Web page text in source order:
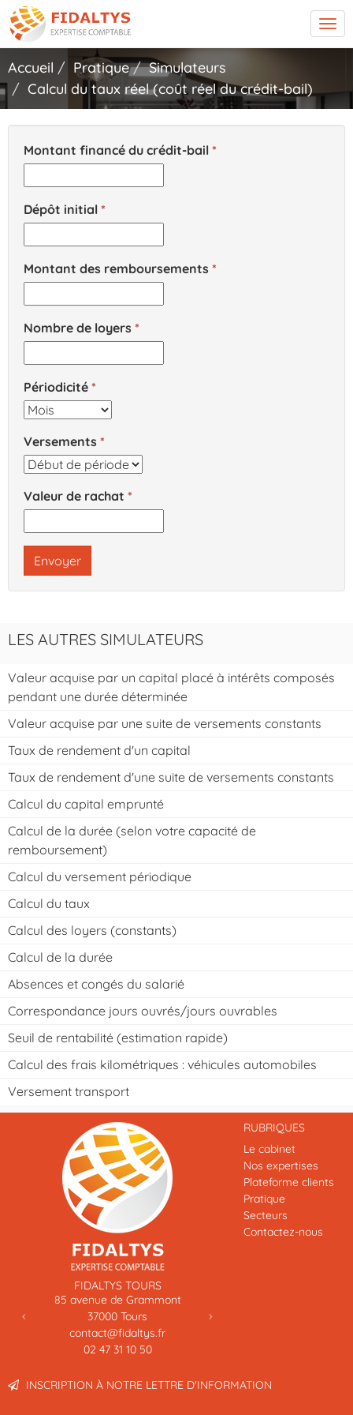
Accueil Pratique
Simulateurs
Calcul du taux réel (coût réel du crédit-bail)
Montant financé du crédit-bail
Dépôt initial
Montant des remboursements
Nombre de loyers
Périodicité
Versements
Valeur de rachat
Envoyer
LES AUTRES SIMULATEURS
Valeur acquise par un capital placé à intérêts composés
pendant une durée déterminée
Valeur acquise par une suite de versements constants
Taux de rendement d'un capital
Taux de rendement d'une suite de versements constants
Calcul du capital emprunté
Calcul de la durée (selon votre capacité de
remboursement)
Calcul du versement périodique
Calcul du taux
Calcul des loyers (constants)
Calcul de la durée
Absences et congés du salarié
Correspondance jours ouvrés/jours ouvrables
Seuil de rentabilité (estimation rapide)
Calcul des frais kilométriques : véhicules automobiles
Versement transport
FIDALTYS TOURS
85 avenue de Grammont
37000 Tours
contact@fidaltys.fr
02 47 31 10 50
Previous
RUBRIQUES
Le cabinet
Nos expertises
Plateforme clients
Pratique
Secteurs
Contactez-nous
INSCRIPTION À NOTRE LETTRE D'INFORMATION